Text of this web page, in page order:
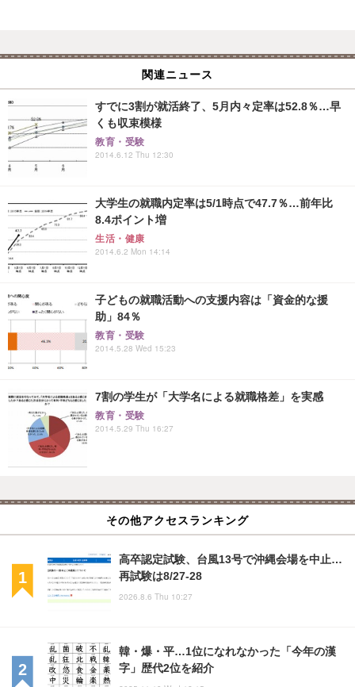
関連ニュース
すでに3割が就活終了、5月内々定率は52.8％…早
くも収束模様
教育・受験
2014.6.12 Thu 12:30
大学生の就職内定率は5/1時点で47.7％…前年比
8.4ポイント増
生活・健康
2014.6.2 Mon 14:14
子どもの就職活動への支援内容は「資金的な援
助」84％
教育・受験
2014.5.28 Wed 15:23
7割の学生が「大学名による就職格差」を実感
教育・受験
2014.5.29 Thu 16:27
その他アクセスランキング
高卒認定試験、台風13号で沖縄会場を中止…
再試験は8/27-28
2026.8.6 Thu 10:27
韓・爆・平…1位になれなかった「今年の漢
字」歴代2位を紹介